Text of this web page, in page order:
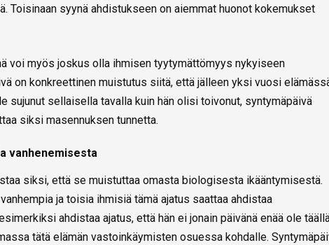
Toisinaan syynä ahdistukseen on aiemmat huonot kokemukset
voi myös joskus olla ihmisen tyytymättömyys nykyiseen
on konkreettinen muistutus siitä, että jälleen yksi vuosi
sujunut sellaisella tavalla kuin hän olisi toivonut, syntymäpäivä
siksi masennuksen tunnetta.
vanhenemisesta
siksi, että se muistuttaa omasta biologisesta ikääntymisestä.
ja toisia ihmisiä tämä ajatus saattaa ahdistaa
ahdistaa ajatus, että hän ei jonain päivänä enää ole
tätä elämän vastoinkäymisten osuessa kohdalle.